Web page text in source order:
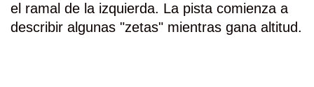
el ramal de la izquierda. La pista comienza a
describir algunas "zetas" mientras gana altitud.